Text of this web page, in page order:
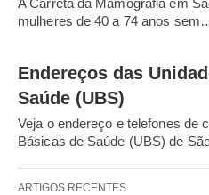
mulheres de 40 a 74 anos
Endereços das
Saúde (UBS)
Veja o endereço e telefones de
Básicas de Saúde (UBS) de
ARTIGOS RECENTES